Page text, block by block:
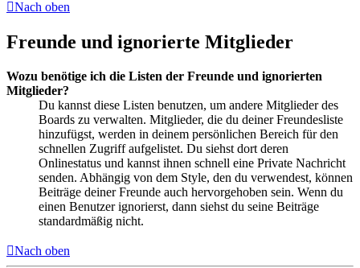
Nach oben
Freunde und ignorierte Mitglieder
Wozu benötige ich die Listen der Freunde und ignorierten
Mitglieder?
Du kannst diese Listen benutzen, um andere Mitglieder des
Boards zu verwalten. Mitglieder, die du deiner Freundesliste
hinzufügst, werden in deinem persönlichen Bereich für den
schnellen Zugriff aufgelistet. Du siehst dort deren
Onlinestatus und kannst ihnen schnell eine Private Nachricht
senden. Abhängig von dem Style, den du verwendest, können
Beiträge deiner Freunde auch hervorgehoben sein. Wenn du
einen Benutzer ignorierst, dann siehst du seine Beiträge
standardmäßig nicht.
Nach oben